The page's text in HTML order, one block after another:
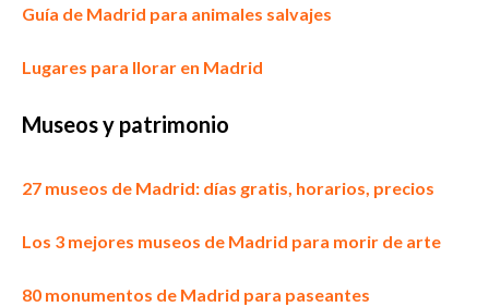
Guía de Madrid para animales salvajes
Lugares para llorar en Madrid
Museos y patrimonio
27 museos de Madrid: días gratis, horarios, precios
Los 3 mejores museos de Madrid para morir de arte
80 monumentos de Madrid para paseantes